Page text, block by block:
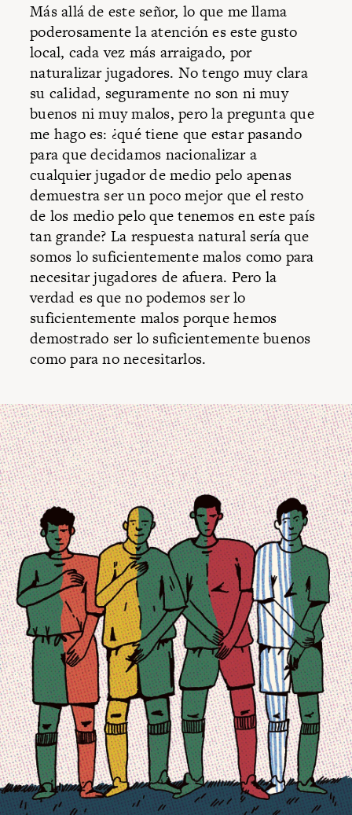
Más allá de este señor, lo que me llama
poderosamente la atención es este gusto
local, cada vez más arraigado, por
naturalizar jugadores. No tengo muy clara
su calidad, seguramente no son ni muy
buenos ni muy malos, pero la pregunta que
me hago es: ¿qué tiene que estar pasando
para que decidamos nacionalizar a
cualquier jugador de medio pelo apenas
demuestra ser un poco mejor que el resto
de los medio pelo que tenemos en este país
tan grande? La respuesta natural sería que
somos lo suficientemente malos como para
necesitar jugadores de afuera. Pero la
verdad es que no podemos ser lo
suficientemente malos porque hemos
demostrado ser lo suficientemente buenos
como para no necesitarlos.